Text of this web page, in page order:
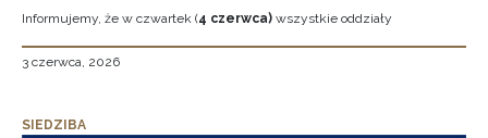
Informujemy, że w czwartek (4 czerwca) wszystkie oddziały
3 czerwca, 2026
SIEDZIBA